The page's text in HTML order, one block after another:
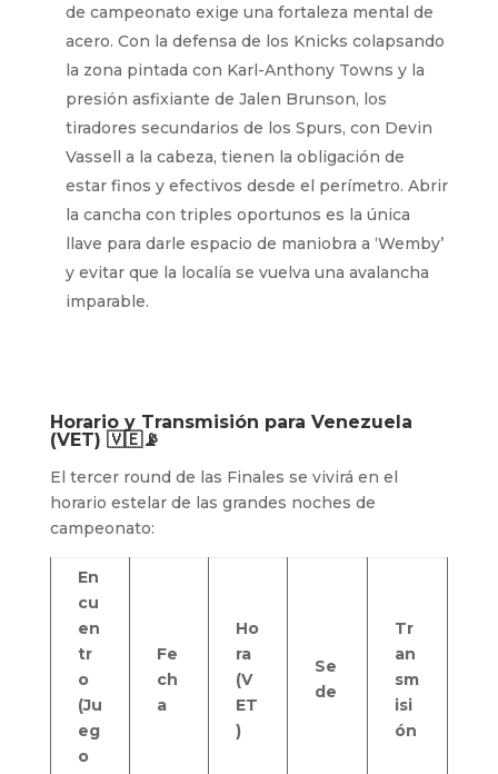
de campeonato exige una fortaleza mental de
acero. Con la defensa de los Knicks colapsando
la zona pintada con Karl-Anthony Towns y la
presión asfixiante de Jalen Brunson, los
tiradores secundarios de los Spurs, con Devin
Vassell a la cabeza, tienen la obligación de
estar finos y efectivos desde el perímetro. Abrir
la cancha con triples oportunos es la única
llave para darle espacio de maniobra a ‘Wemby’
y evitar que la localía se vuelva una avalancha
imparable.
Horario y Transmisión para Venezuela
(VET) 🇻🇪📡
El tercer round de las Finales se vivirá en el
horario estelar de las grandes noches de
campeonato:
En
cu
en
tr
o
(Ju
eg
o
Fe
ch
a
Ho
ra
(V
ET
)
Se
de
Tr
an
sm
isi
ón